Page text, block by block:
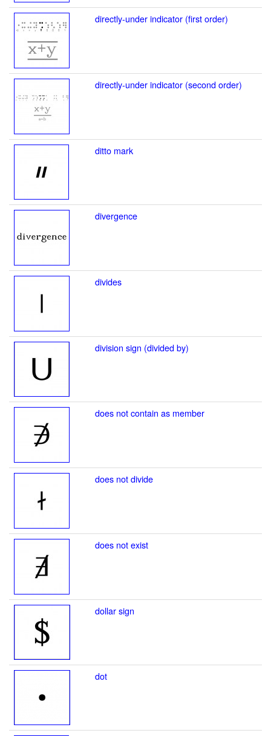
directly-under indicator (first order)
directly-under indicator (second order)
ditto mark
divergence
divides
division sign (divided by)
does not contain as member
does not divide
does not exist
dollar sign
dot